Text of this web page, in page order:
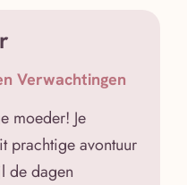
Verwachtingen
moeder! Je
prachtige avontuur
de dagen